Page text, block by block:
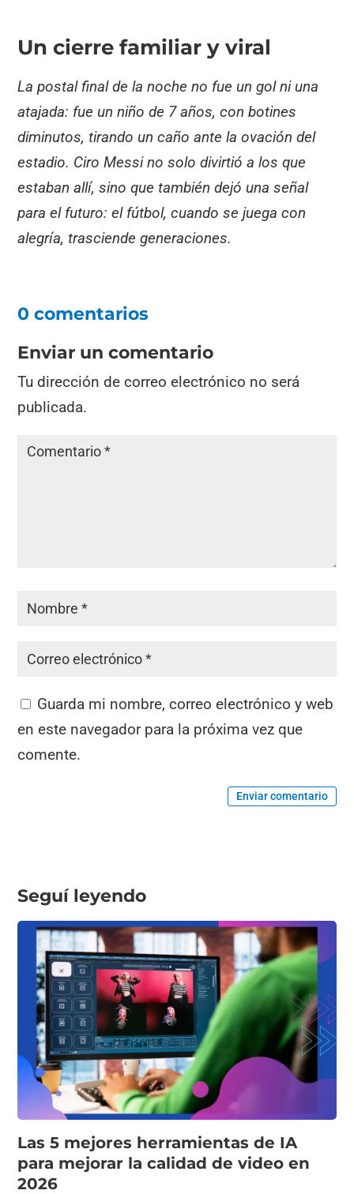
Un cierre familiar y viral
La postal final de la noche no fue un gol ni una
atajada: fue un niño de 7 años, con botines
diminutos, tirando un caño ante la ovación del
estadio. Ciro Messi no solo divirtió a los que
estaban allí, sino que también dejó una señal
para el futuro: el fútbol, cuando se juega con
alegría, trasciende generaciones.
0 comentarios
Enviar un comentario
Tu dirección de correo electrónico no será
publicada.
Guarda mi nombre, correo electrónico y web
en este navegador para la próxima vez que
comente.
Enviar comentario
Seguí leyendo
Las 5 mejores herramientas de IA
para mejorar la calidad de video en
2026